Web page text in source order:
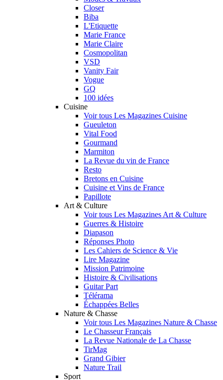
Closer
Biba
L'Etiquette
Marie France
Marie Claire
Cosmopolitan
VSD
Vanity Fair
Vogue
GQ
100 idées
Cuisine
Voir tous Les Magazines Cuisine
Gueuleton
Vital Food
Gourmand
Marmiton
La Revue du vin de France
Resto
Bretons en Cuisine
Cuisine et Vins de France
Papillote
Art & Culture
Voir tous Les Magazines Art & Culture
Guerres & Histoire
Diapason
Réponses Photo
Les Cahiers de Science & Vie
Lire Magazine
Mission Patrimoine
Histoire & Civilisations
Guitar Part
Télérama
Échappées Belles
Nature & Chasse
Voir tous Les Magazines Nature & Chasse
Le Chasseur Français
La Revue Nationale de La Chasse
TirMag
Grand Gibier
Nature Trail
Sport